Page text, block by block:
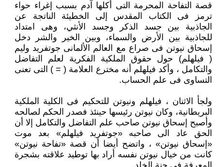
قصة التفاحة المحرمة التى أكلها آدم بسبب إغراء حواء
ترمز فى الكتاب المقدس إلى الخطيئة الناتجة عن
الجاذبية بين جسد الذكر وجسد الأنثي، وهى امتداد
للجاذبية بين الأرض والسماء، وبين الخير والشر دخل
إسحاق نيوتن فى صراع مع العالم الألمانى جوتفريد وليم
( فيلهلم) حول حقوق الملكية الفكرية لعلم التفاضل
والتكامل ، وأكد فيلهلم أنه مخترع العلامة ( = ) التى تعنى
التساوى فى علم الحساب.
ولجأ الاثنان ، فيلهلم ونيوتن للتحكيم فى الكلية الملكية
البريطانية، وكان نيوتن رئيسها حينئذ فصدر الحكم لصالحه
وأصبح إسحاق نيوتن صاحب علم التفاضل والتكامل إلا أن
الحق عاد الى صاحبه «جوتفريد فيلهلم» بعد موت
«إسحاق نيوتن» ، واتضح أيضا أن قصة «تفاحة نيوتن»
كانت من خيال نيوتن نفسه أراد بها توطيد علاقته بشجرة